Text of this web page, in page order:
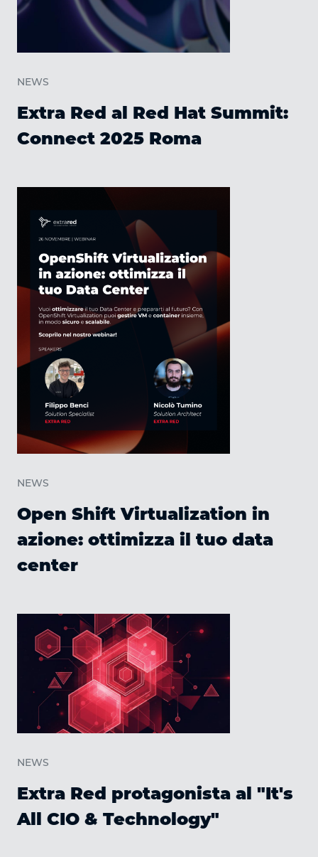
NEWS
Extra Red al Red Hat Summit:
Connect 2025 Roma
NEWS
Open Shift Virtualization in
azione: ottimizza il tuo data
center
NEWS
Extra Red protagonista al "It's
All CIO & Technology"